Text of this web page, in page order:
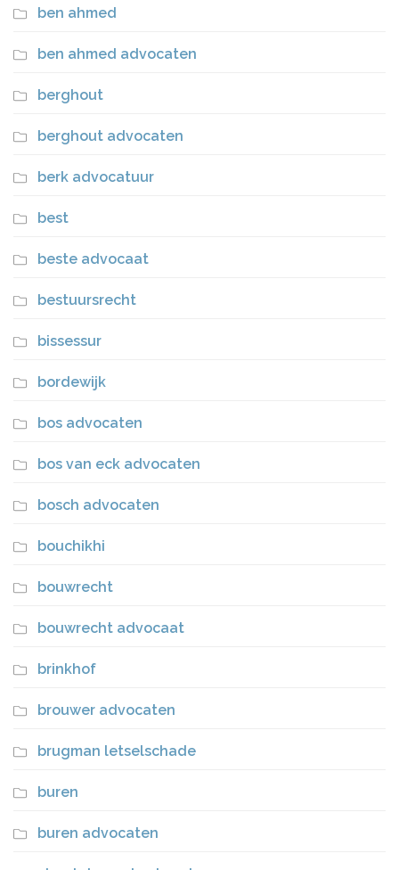
ben ahmed
ben ahmed advocaten
berghout
berghout advocaten
berk advocatuur
best
beste advocaat
bestuursrecht
bissessur
bordewijk
bos advocaten
bos van eck advocaten
bosch advocaten
bouchikhi
bouwrecht
bouwrecht advocaat
brinkhof
brouwer advocaten
brugman letselschade
buren
buren advocaten